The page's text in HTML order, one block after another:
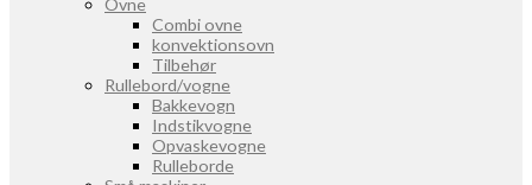
Ovne
Combi ovne
konvektionsovn
Tilbehør
Rullebord/vogne
Bakkevogn
Indstikvogne
Opvaskevogne
Rulleborde